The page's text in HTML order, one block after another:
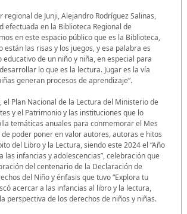
regional de Junji, Alejandro Rodríguez Salinas,
efectuada en la Biblioteca Regional de
en este espacio público que es la Biblioteca,
están las risas y los juegos, y esa palabra es
educativo de un niño y niña, en especial para
lo que es la lectura. Jugar es la vía
generan procesos de aprendizaje”.
el Plan Nacional de la Lectura del Ministerio de
y el Patrimonio y las instituciones que lo
temáticas anuales para conmemorar el Mes
poder poner en valor autores, autoras e hitos
del Libro y la Lectura, siendo este 2024 el “Año
las infancias y adolescencias”, celebración que
del centenario de la Declaración de
del Niño y énfasis que tuvo “Explora tu
acercar a las infancias al libro y la lectura,
perspectiva de los derechos de niños y niñas.